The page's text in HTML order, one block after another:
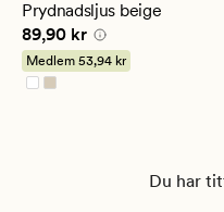
genomsnittligt
betyg
på
3.5
Prydnadsljus beige
Pris 89,90 kr
89,90 kr
Medlem 53,94 kr
Du har